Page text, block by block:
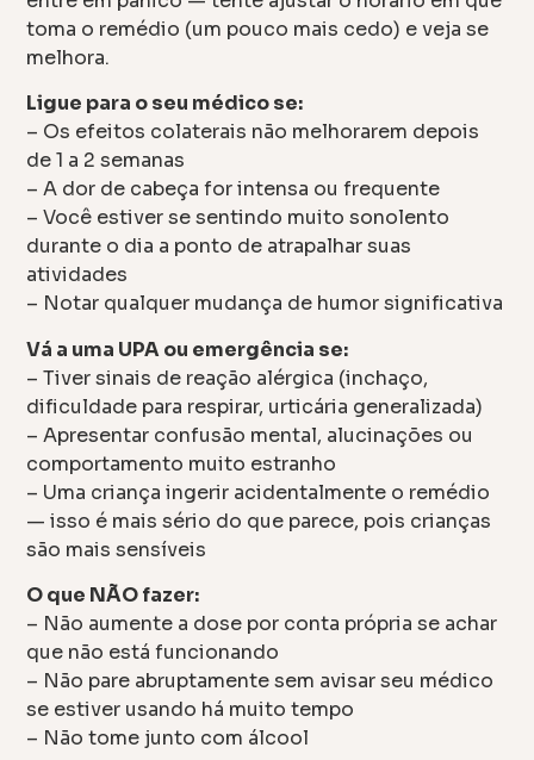
toma o remédio (um pouco mais cedo) e veja se
melhora.
Ligue para o seu médico se:
– Os efeitos colaterais não melhorarem depois
de 1 a 2 semanas
– A dor de cabeça for intensa ou frequente
– Você estiver se sentindo muito sonolento
durante o dia a ponto de atrapalhar suas
atividades
– Notar qualquer mudança de humor significativa
Vá a uma UPA ou emergência se:
– Tiver sinais de reação alérgica (inchaço,
dificuldade para respirar, urticária generalizada)
– Apresentar confusão mental, alucinações ou
comportamento muito estranho
– Uma criança ingerir acidentalmente o remédio
— isso é mais sério do que parece, pois crianças
são mais sensíveis
O que NÃO fazer:
– Não aumente a dose por conta própria se achar
que não está funcionando
– Não pare abruptamente sem avisar seu médico
se estiver usando há muito tempo
– Não tome junto com álcool